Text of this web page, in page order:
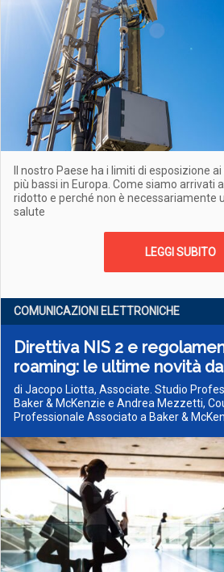
Il nostro Paese ha i limiti di esposizione
più bassi in Europa. Come siamo arrivati
ridotto e perché non è necessariamente
salute
LEGGI SUBITO
COMUNICAZIONI ELETTRONICHE
Direttiva NIS 2 e
roaming: le ultime novità
di Jacopo Liotta, Associate. Studio
Baker & McKenzie e Andrea Mezzetti,
Professionale Associato a Baker &